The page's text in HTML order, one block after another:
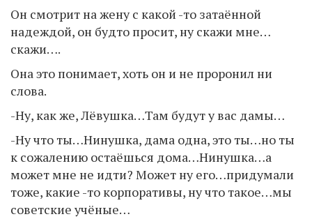
Он смотрит на жену с какой -то затаённой
надеждой, он будто просит, ну скажи мне…
скажи….
Она это понимает, хоть он и не проронил ни
слова.
-Ну, как же, Лёвушка…Там будут у вас дамы…
-Ну что ты…Нинушка, дама одна, это ты…но ты
к сожалению остаёшься дома…Нинушка…а
может мне не идти? Может ну его…придумали
тоже, какие -то корпоративы, ну что такое…мы
советские учёные…